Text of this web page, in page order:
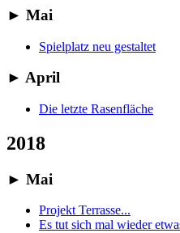
► Mai
Spielplatz neu gestaltet
► April
Die letzte Rasenfläche
2018
► Mai
Projekt Terrasse...
Es tut sich mal wieder